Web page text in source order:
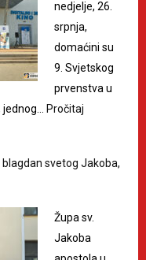
nedjelje, 26.
srpnja,
domaćini su
9. Svjetskog
prvenstva u
jednog… Pročitaj
svetog Jakoba,
Župa sv.
Jakoba